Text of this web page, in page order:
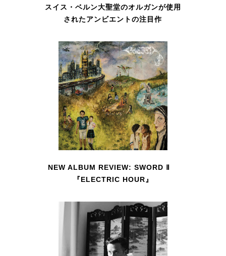
スイス・ベルン大聖堂のオルガンが使用
されたアンビエントの注目作
NEW ALBUM REVIEW: SWORD Ⅱ
『ELECTRIC HOUR』